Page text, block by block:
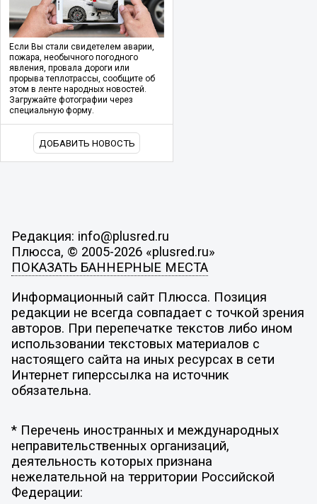
Если Вы стали свидетелем аварии,
пожара, необычного погодного
явления, провала дороги или
прорыва теплотрассы, сообщите об
этом в ленте народных новостей.
Загружайте фотографии через
специальную форму.
ДОБАВИТЬ НОВОСТЬ
Редакция: info@plusred.ru
Плюсса, © 2005-2026 «plusred.ru»
ПОКАЗАТЬ БАННЕРНЫЕ МЕСТА
Информационный сайт Плюсса. Позиция
редакции не всегда совпадает с точкой зрения
авторов. При перепечатке текстов либо ином
использовании текстовых материалов с
настоящего сайта на иных ресурсах в сети
Интернет гиперссылка на источник
обязательна.
* Перечень иностранных и международных
неправительственных организаций,
деятельность которых признана
нежелательной на территории Российской
Федерации: